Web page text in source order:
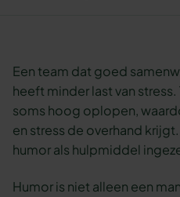
Een team dat goed
heeft minder last van
soms hoog oplopen,
en stress de overhand
humor als hulpmiddel
Humor is niet alleen een